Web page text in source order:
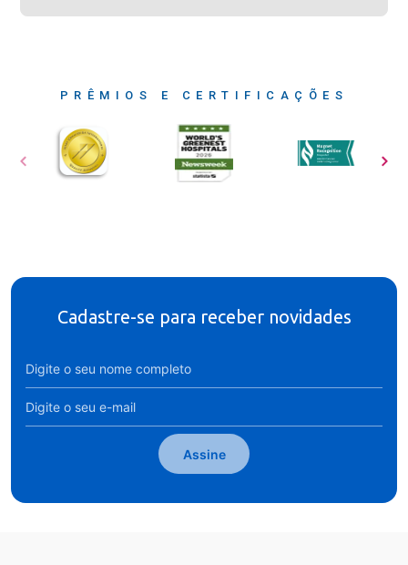
PRÊMIOS E CERTIFICAÇÕES
Cadastre-se para receber novidades
Assine